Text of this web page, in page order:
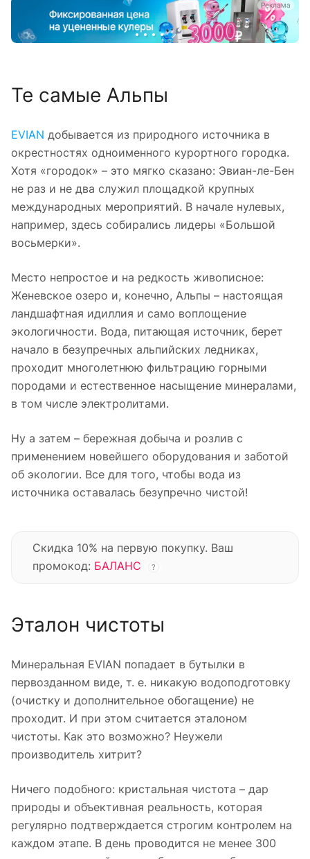
Реклама
Те самые Альпы
EVIAN добывается из природного источника в
окрестностях одноименного курортного городка.
Хотя «городок» – это мягко сказано: Эвиан-ле-Бен
не раз и не два служил площадкой крупных
международных мероприятий. В начале нулевых,
например, здесь собирались лидеры «Большой
восьмерки».
Место непростое и на редкость живописное:
Женевское озеро и, конечно, Альпы – настоящая
ландшафтная идиллия и само воплощение
экологичности. Вода, питающая источник, берет
начало в безупречных альпийских ледниках,
проходит многолетнюю фильтрацию горными
породами и естественное насыщение минералами,
в том числе электролитами.
Ну а затем – бережная добыча и розлив с
применением новейшего оборудования и заботой
об экологии. Все для того, чтобы вода из
источника оставалась безупречно чистой!
Скидка 10% на первую покупку. Ваш
промокод: БАЛАНС ?
Эталон чистоты
Минеральная EVIAN попадает в бутылки в
первозданном виде, т. е. никакую водоподготовку
(очистку и дополнительное обогащение) не
проходит. И при этом считается эталоном
чистоты. Как это возможно? Неужели
производитель хитрит?
Ничего подобного: кристальная чистота – дар
природы и объективная реальность, которая
регулярно подтверждается строгим контролем на
каждом этапе. В день проводится не менее 300